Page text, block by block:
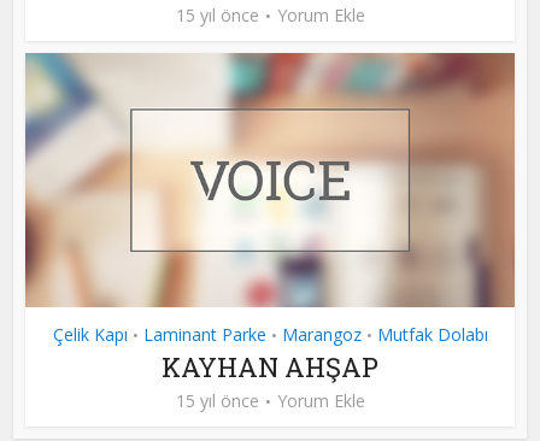
15 yıl önce Yorum Ekle
Çelik Kapı • Laminant Parke • Marangoz • Mutfak Dolabı
KAYHAN AHŞAP
15 yıl önce Yorum Ekle